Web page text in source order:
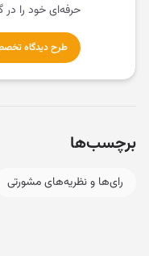
حرفه‌ای خود را در
طرح دیدگاه
برچسب‌ها
رای‌ها و نظریه‌های مشورتی